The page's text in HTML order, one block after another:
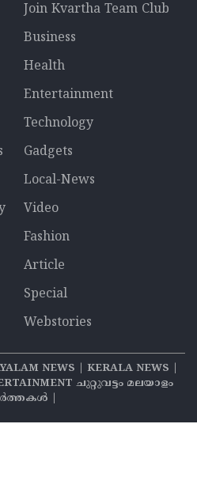
Join Kvartha Team Club
Business
Health
Entertainment
Technology
Gadgets
Local-News
Video
Fashion
Article
Special
Webstories
NEWS | KERALA NEWS |
ചുറ്റുവട്ടം മലയാളം
|